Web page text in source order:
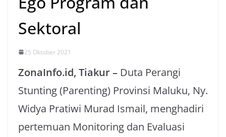
Sektoral
25 Oktober 2021
ZonaInfo.id, Tiakur – Duta Perangi
Stunting (Parenting) Provinsi Maluku, Ny.
Widya Pratiwi Murad Ismail, menghadiri
pertemuan Monitoring dan Evaluasi